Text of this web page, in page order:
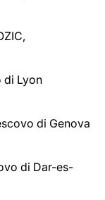
di Lyon
di Genova
di Dar-es-